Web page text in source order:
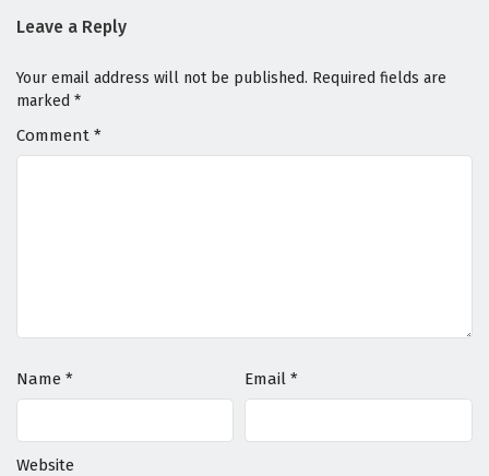
Leave a Reply
Your email address will not be published. Required fields are
marked *
Comment *
Name * Email *
Website